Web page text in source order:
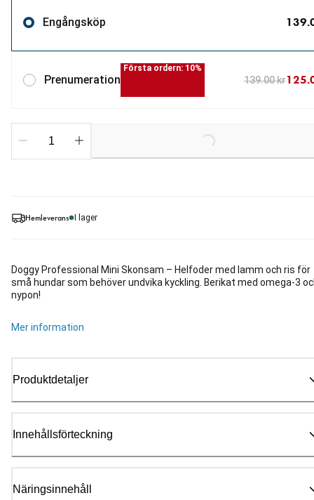
Hemleverans I lager
Doggy Professional Mini Skonsam – Helfoder med lamm och ris för
små hundar som behöver undvika kyckling. Berikat med omega-3
nypon!
Mer information
Produktdetaljer
Innehållsförteckning
Näringsinnehåll
Engångsköp
Prenumeration
Första ordern: 10%
139.00 kr
Loading...